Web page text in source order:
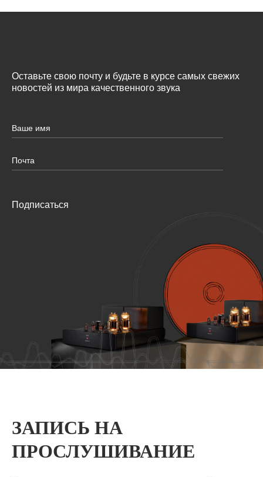
Оставьте свою почту и будьте в курсе самых свежих
новостей из мира качественного звука
Подписаться
ЗАПИСЬ НА
ПРОСЛУШИВАНИЕ